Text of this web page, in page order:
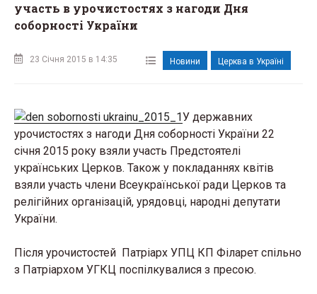
участь в урочистостях з нагоди Дня
соборності України
23 Січня 2015 в 14:35 Новини Церква в Україні
У державних
урочистостях з нагоди Дня соборності України 22
січня 2015 року взяли участь Предстоятелі
українських Церков. Також у покладаннях квітів
взяли участь члени Всеукраїнської ради Церков та
релігійних організацій, урядовці, народні депутати
України.
Після урочистостей Патріарх УПЦ КП Філарет спільно
з Патріархом УГКЦ поспілкувалися з пресою.